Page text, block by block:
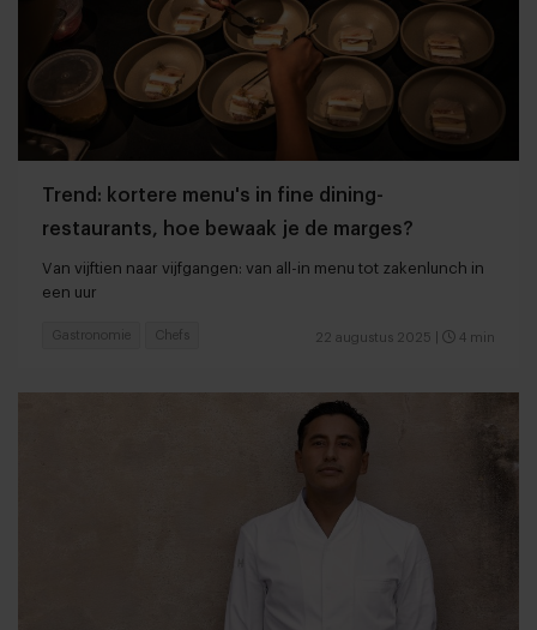
Trend: kortere menu's in fine dining-
restaurants, hoe bewaak je de marges?
Van vijftien naar vijfgangen: van all-in menu tot zakenlunch in
een uur
22 augustus 2025 4 min
Gastronomie Chefs